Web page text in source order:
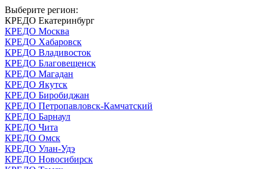
Выберите регион:
КРЕДО Екатеринбург
КРЕДО Москва
КРЕДО Хабаровск
КРЕДО Владивосток
КРЕДО Благовещенск
КРЕДО Магадан
КРЕДО Якутск
КРЕДО Биробиджан
КРЕДО Петропавловск-Камчатский
КРЕДО Барнаул
КРЕДО Чита
КРЕДО Омск
КРЕДО Улан-Удэ
КРЕДО Новосибирск